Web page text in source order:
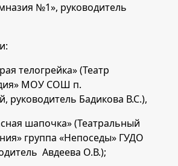
№1», руководитель
телогрейка» (Театр
МОУ СОШ п.
руководитель Бадикова В.С.),
шапочка» (Театральный
группа «Непоседы» ГУДО
Авдеева О.В.);